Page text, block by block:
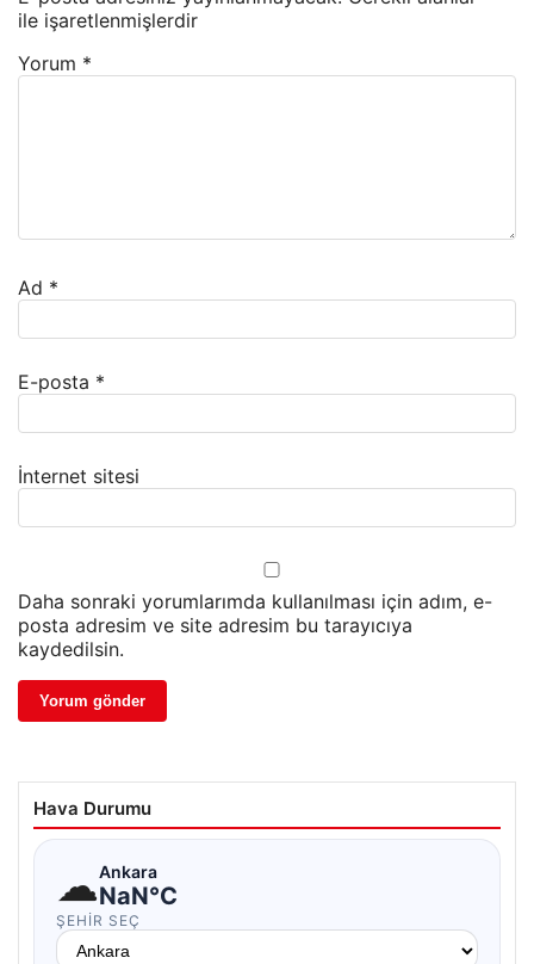
ile işaretlenmişlerdir
Yorum *
Ad *
E-posta *
İnternet sitesi
Daha sonraki yorumlarımda kullanılması için adım, e-
posta adresim ve site adresim bu tarayıcıya
kaydedilsin.
Hava Durumu
☁Ankara
NaN°C
ŞEHIR SEÇ